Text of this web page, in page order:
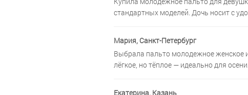
стандартных моделей. Дочь носит с
Мария, Санкт-Петербург
Выбрала пальто молодежное женское
лёгкое, но тёплое — идеально для осени.
Екатерина, Казань